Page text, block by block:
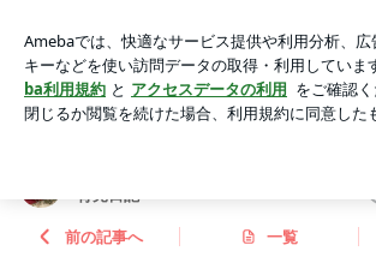
ずぼらおかんの育児日記
アプリをダウンロードして ブログの更新通知
を
ょう。
育児日記
前の記事へ 一覧